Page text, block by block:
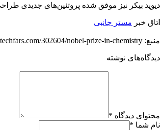
دیوید بیکر نیز موفق شده پروتئین‌های جدیدی
اتاق خبر مستر جانبی
منبع: https://techfars.com/302604/nobel-prize-in-chemistry/
دیدگاه‌های نوشته
محتوای دیدگاه *
نام شما *